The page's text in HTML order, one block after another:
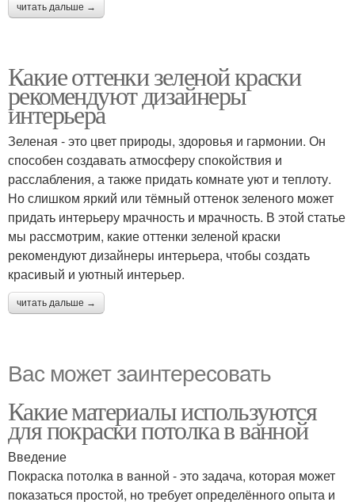
читать дальше →
Какие оттенки зеленой краски
рекомендуют дизайнеры
интерьера
Зеленая - это цвет природы, здоровья и гармонии. Он
способен создавать атмосферу спокойствия и
расслабления, а также придать комнате уют и теплоту.
Но слишком яркий или тёмный оттенок зеленого может
придать интерьеру мрачность и мрачность. В этой статье
мы рассмотрим, какие оттенки зеленой краски
рекомендуют дизайнеры интерьера, чтобы создать
красивый и уютный интерьер.
читать дальше →
Вас может заинтересовать
Какие материалы используются
для покраски потолка в ванной
Введение
Покраска потолка в ванной - это задача, которая может
показаться простой, но требует определённого опыта и